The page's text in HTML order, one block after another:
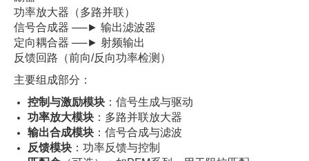
功率放大器（多路并联）
信号合成器 ──► 输出滤波器
定向耦合器 ──► 射频输出
反馈回路（前向/反向功率检测）
主要组成部分：
控制与激励模块 ：信号生成与驱动
功率放大模块 ：多路并联放大器
输出合成模块 ：信号合成与滤波
反馈模块 ：功率反馈与控制